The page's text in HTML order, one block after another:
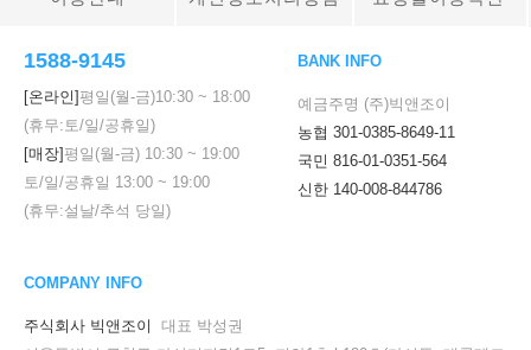
1588-9145
[온라인]평일(월-금)10:30 ~ 18:00
(휴무:토/일/공휴일)
[매장]평일(월-금) 10:30 ~ 19:00
토/일/공휴일 13:00 ~ 19:00
(휴무:설날/추석 당일)
BANK INFO
예금주명 (주)빅앤조이
농협 301-0385-8649-11
국민 816-01-0351-564
신한 140-008-844786
COMPANY INFO
주식회사 빅앤조이
대표 박성권